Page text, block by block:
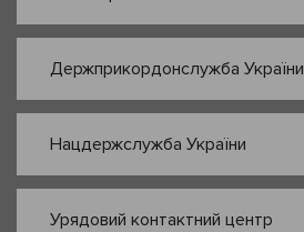
Держприкордонслужба України
Нацдержслужба України
Урядовий контактний центр